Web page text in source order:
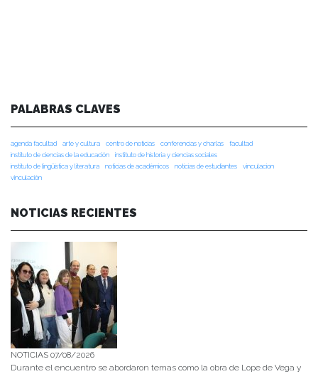
PALABRAS CLAVES
agenda facultad arte y cultura centro de noticias conferencias y charlas
facultad
instituto de ciencias de la educación
instituto de historia y ciencias sociales
instituto de lingüística y literatura
noticias de académicos noticias de estudiantes
vinculacion
vinculación
NOTICIAS RECIENTES
NOTICIAS 07/08/2026
Durante el encuentro se abordaron temas como la obra de Lope de Vega y